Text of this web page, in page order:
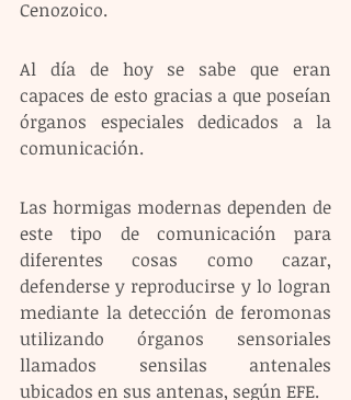
Cenozoico.
Al día de hoy se sabe que eran
capaces de esto gracias a que poseían
órganos especiales dedicados a la
comunicación.
Las hormigas modernas dependen de
este tipo de comunicación para
diferentes cosas como cazar,
defenderse y reproducirse y lo logran
mediante la detección de feromonas
utilizando órganos sensoriales
llamados sensilas antenales
ubicados en sus antenas, según EFE.